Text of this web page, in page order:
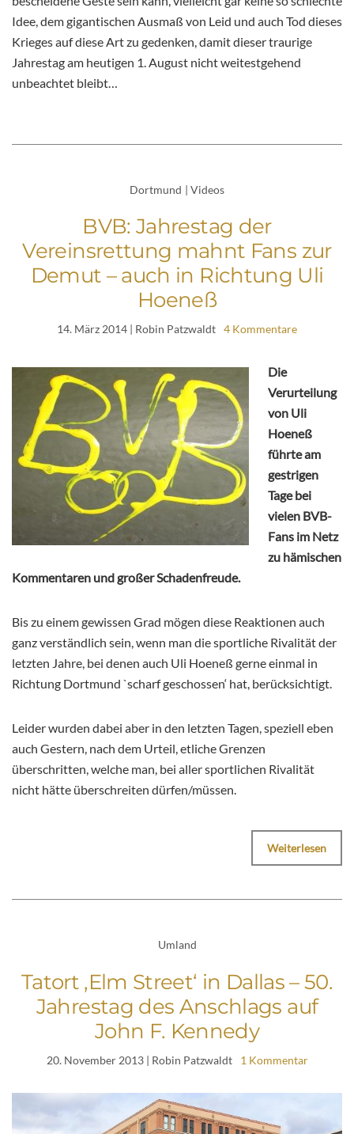
Idee, dem gigantischen Ausmaß von Leid und auch Tod dieses
Krieges auf diese Art zu gedenken, damit dieser traurige
Jahrestag am heutigen 1. August nicht weitestgehend
unbeachtet bleibt…
Dortmund | Videos
BVB: Jahrestag der
Vereinsrettung mahnt Fans zur
Demut – auch in Richtung Uli
Hoeneß
14. März 2014 | Robin Patzwaldt 4 Kommentare
Die
Verurteilung
von Uli
Hoeneß
führte am
gestrigen
Tage bei
vielen BVB-
Fans im Netz
zu hämischen
Kommentaren und großer Schadenfreude.
Bis zu einem gewissen Grad mögen diese Reaktionen auch
ganz verständlich sein, wenn man die sportliche Rivalität der
letzten Jahre, bei denen auch Uli Hoeneß gerne einmal in
Richtung Dortmund `scharf geschossen‘ hat, berücksichtigt.
Leider wurden dabei aber in den letzten Tagen, speziell eben
auch Gestern, nach dem Urteil, etliche Grenzen
überschritten, welche man, bei aller sportlichen Rivalität
nicht hätte überschreiten dürfen/müssen.
Weiterlesen
Umland
Tatort ‚Elm Street‘ in Dallas – 50.
Jahrestag des Anschlags auf
John F. Kennedy
20. November 2013| Robin Patzwaldt 1 Kommentar